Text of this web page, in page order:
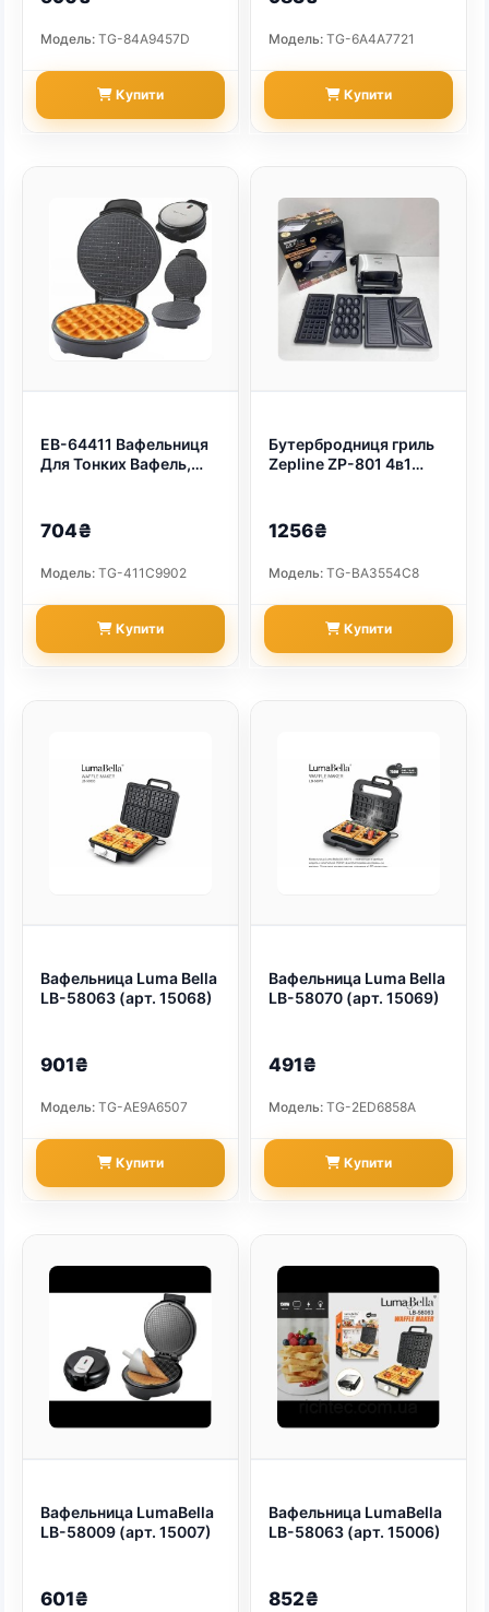
Покриття:антипригарне.
Форма:тип вафель.
Розмір:кількість порцій.
Модель: TG-84A9457D
Купити
Модель: TG-6A4A7721
Купити
EB-64411 Вафельниця
Для Тонких Вафель,
704₴
Модель: TG-411C9902
Купити
Бутербродниця гриль
Zepline ZP-801 4в1
2200 Вт (арт. 14896)
1256₴
Модель: TG-BA3554C8
Купити
Вафельница Luma Bella
LB-58063 (арт. 15068)
901₴
Модель: TG-AE9A6507
Купити
Вафельница Luma Bella
LB-58070 (арт. 15069)
491₴
Модель: TG-2ED6858A
Купити
Вафельница LumaBella
LB-58009 (арт. 15007)
601₴
Вафельница LumaBella
LB-58063 (арт. 15006)
852₴